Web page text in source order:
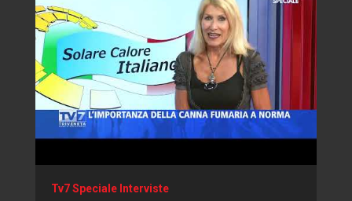
Tv7 Speciale Interviste